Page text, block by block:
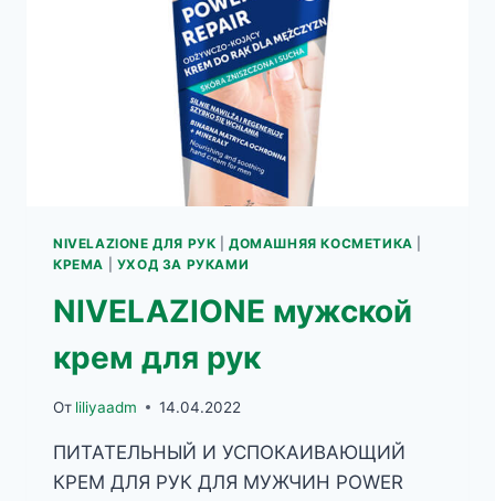
NIVELAZIONE ДЛЯ РУК |ДОМАШНЯЯ КОСМЕТИКА
КРЕМА
УХОД ЗА РУКАМИ
NIVELAZIONE мужской
крем для рук
От liliyaadm 14.04.2022
ПИТАТЕЛЬНЫЙ И УСПОКАИВАЮЩИЙ
КРЕМ ДЛЯ РУК ДЛЯ МУЖЧИН POWER